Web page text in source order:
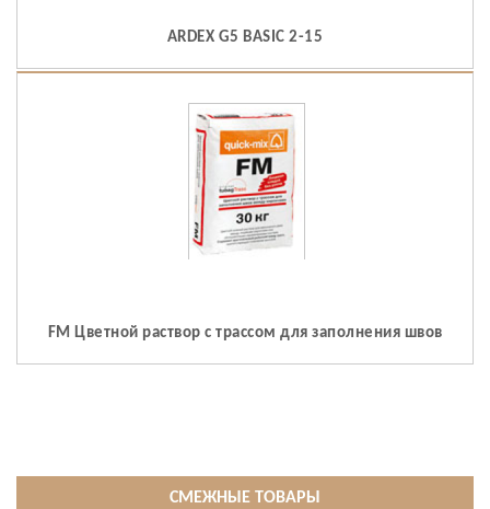
ARDEX G5 BASIC 2-15
FM Цветной раствор с трассом для заполнения швов
СМЕЖНЫЕ ТОВАРЫ